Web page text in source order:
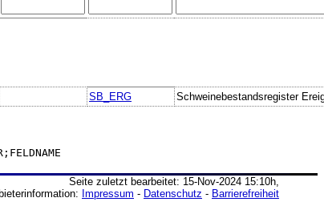
SB_ERG Schweinebestandsregister
Seite zuletzt bearbeitet: 15-Nov-2024 15:10h,
Impressum - Datenschutz - Barrierefreiheit